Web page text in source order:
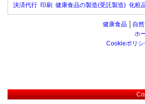
決済代行 印刷 健康食品の製造(受託製造) 化粧
健康食品 自
ホ
Cookieポリシ